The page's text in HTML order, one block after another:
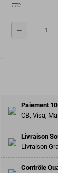
TTC
remove
Paiement
CB, Visa,
Livraison
Livraison
Contrôle